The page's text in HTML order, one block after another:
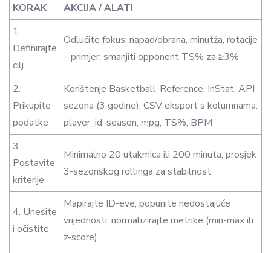
KORAK
AKCIJA / ALATI
1.
Definirajte
cilj
Odlučite fokus: napad/obrana, minutža, rotacije
– primjer: smanjiti opponent TS% za ≥3%
2.
Prikupite
podatke
Korištenje Basketball-Reference, InStat, API
sezona (3 godine), CSV eksport s kolumnama:
player_id, season, mpg, TS%, BPM
3.
Postavite
kriterije
Minimalno 20 utakmica ili 200 minuta, prosjek
3-sezonskog rollinga za stabilnost
4. Unesite
i očistite
Mapirajte ID-eve, popunite nedostajuće
vrijednosti, normalizirajte metrike (min-max ili
z-score)